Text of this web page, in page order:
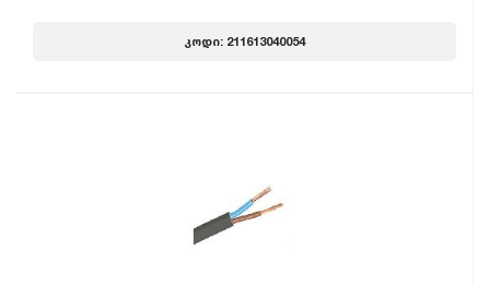
კოდი: 211613040054